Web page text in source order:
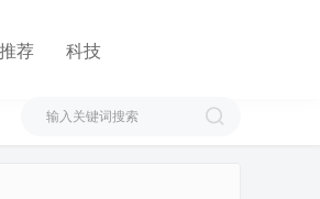
推荐 科技